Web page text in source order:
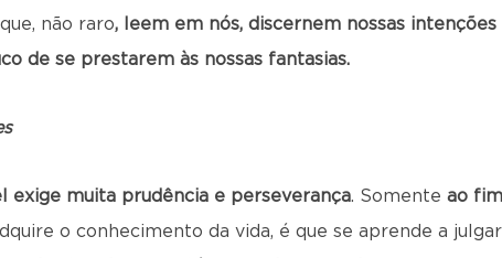
que, não raro, leem em nós, discernem nossas intenções
de se prestarem às nossas fantasias.
exige muita prudência e perseverança. Somente ao
o conhecimento da vida, é que se aprende a